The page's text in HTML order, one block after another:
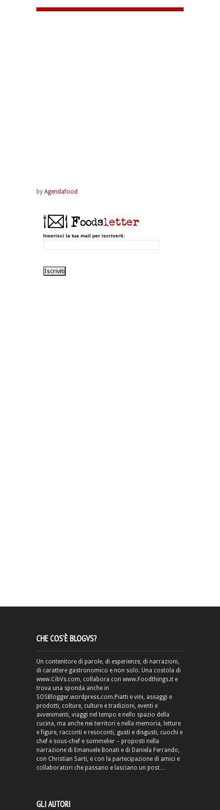
by Agendafood
Inserisci la tua mail per iscriverti:
CHE COS’È BLOGVS?
Un contenitore di parole, di esperienze, di narrazioni,
di carattere gastronomico e non solo. Una costola di
www.CibVs.com, collabora con www.Foodthings.it e
trova una sponda anche in
SOSBlogger.wordpress.com.Piatti e vini, assaggi e
prodotti, colture, culture e tradizioni, eventi e
avvenimenti, viaggi nel tempo e nello spazio della
cucina, ma anche nei territori e nella memoria, letture
e figure, racconti e resoconti, gusti e disgusti, cuochi e
chef e sous-chef e sommelier – proposti nella
narrazione di Emanuele Bonati e di Daniela Ferrando,
con Christian Sarti, e con la partecipazione di amici e
collaboratori che passano e lasciano un post…
GLI AUTORI